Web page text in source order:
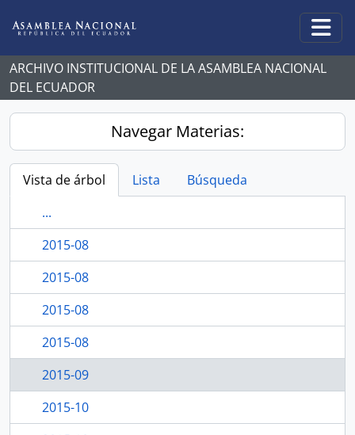
ARCHIVO INSTITUCIONAL DE LA ASAMBLEA NACIONAL
DEL ECUADOR
Navegar Materias:
Vista de árbol Lista
Búsqueda
...
2015-08
2015-08
2015-08
2015-08
2015-09
2015-10